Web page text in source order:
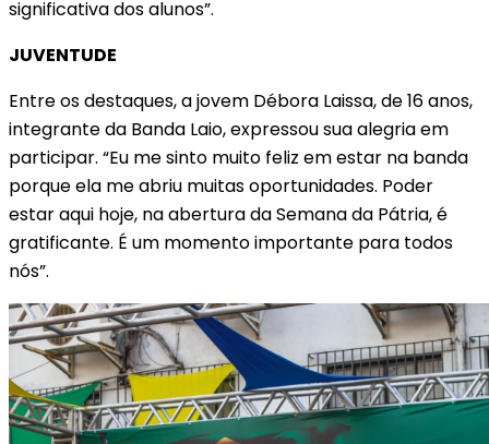
significativa dos alunos”.
JUVENTUDE
Entre os destaques, a jovem Débora Laissa, de 16 anos,
integrante da Banda Laio, expressou sua alegria em
participar. “Eu me sinto muito feliz em estar na banda
porque ela me abriu muitas oportunidades. Poder
estar aqui hoje, na abertura da Semana da Pátria, é
gratificante. É um momento importante para todos
nós”.